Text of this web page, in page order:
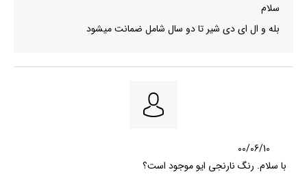
سلام
بله و ال ای دی شیر تا دو سال شامل ضمانت میشود
00/06/10
با سلام. رنگ نارنجی ایو موجود است؟